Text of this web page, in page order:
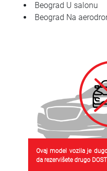
Beograd U salonu
Beograd Na
Ovaj model vozila je
da rezervišete drugo